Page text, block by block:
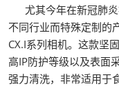
尤其今年在新冠肺炎
不同行业而特殊定制的
CX.I系列相机。这款坚
高IP防护等级以及表面
强力清洗，非常适用于